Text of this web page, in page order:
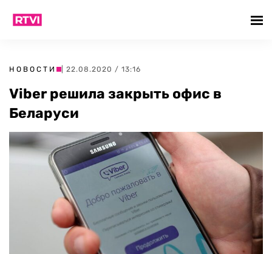
НОВОСТИ | 22.08.2020 / 13:16
Viber решила закрыть офис в
Беларуси